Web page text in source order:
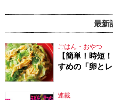
最新
ごはん・おやつ
【簡単！時短
すめの「卵と
連載